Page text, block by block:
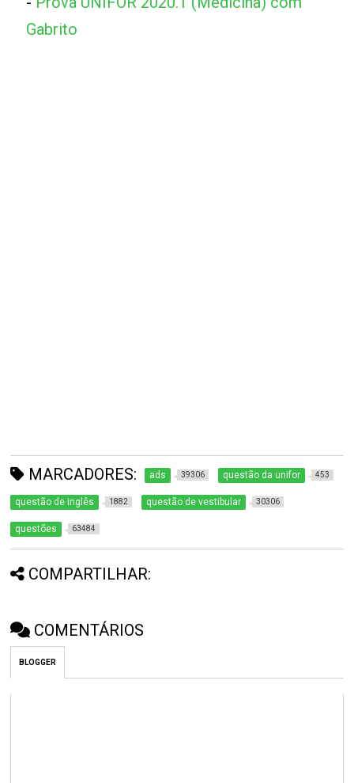
Gabrito
MARCADORES: ads 39306 questão da unifor 453
questão de inglês 1882 questão de vestibular 30306
questões 63484
COMPARTILHAR:
COMENTÁRIOS
BLOGGER